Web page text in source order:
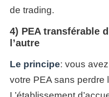
de trading.
4) PEA transférable
l’autre
Le principe: vous
votre PEA sans perdre